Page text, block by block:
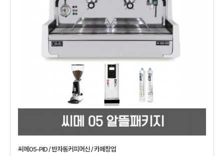
씨메05-PID / 반자동커피머신 / 카페창업